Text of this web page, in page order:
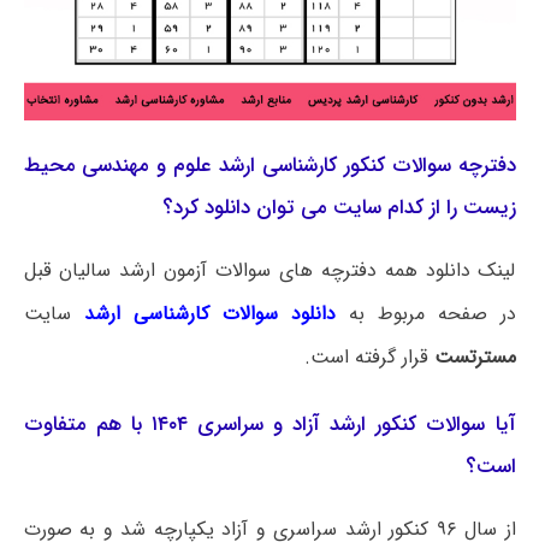
دفترچه سوالات کنکور کارشناسی ارشد علوم و مهندسی محیط
زیست را از کدام سایت می توان دانلود کرد؟
لینک دانلود همه دفترچه های سوالات آزمون ارشد سالیان قبل
در صفحه مربوط بهدانلود سوالات کارشناسی ارشد سایت
مسترتست قرار گرفته است.
آیا سوالات کنکور ارشد آزاد و سراسری ۱۴۰۴ با هم متفاوت
است؟
از سال ۹۶ کنکور ارشد سراسری و آزاد یکپارچه شد و به صورت